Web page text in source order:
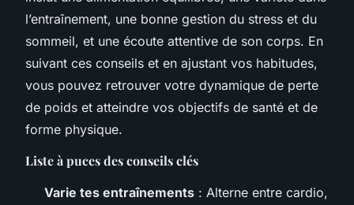
l’entraînement, une bonne gestion du stress et du
sommeil, et une écoute attentive de son corps. En
suivant ces conseils et en ajustant vos habitudes,
vous pouvez retrouver votre dynamique de perte
de poids et atteindre vos objectifs de santé et de
forme physique.
Liste à puces des conseils clés
Varie tes entraînements : Alterne entre cardio,